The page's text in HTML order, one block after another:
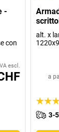
-
con
IVA escl.
alt. x
a
3-